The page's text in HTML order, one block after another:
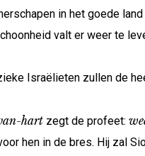
in het goede
valt er weer te
Israëlieten zullen de
hart zegt de profeet:
hen in de bres. Hij zal